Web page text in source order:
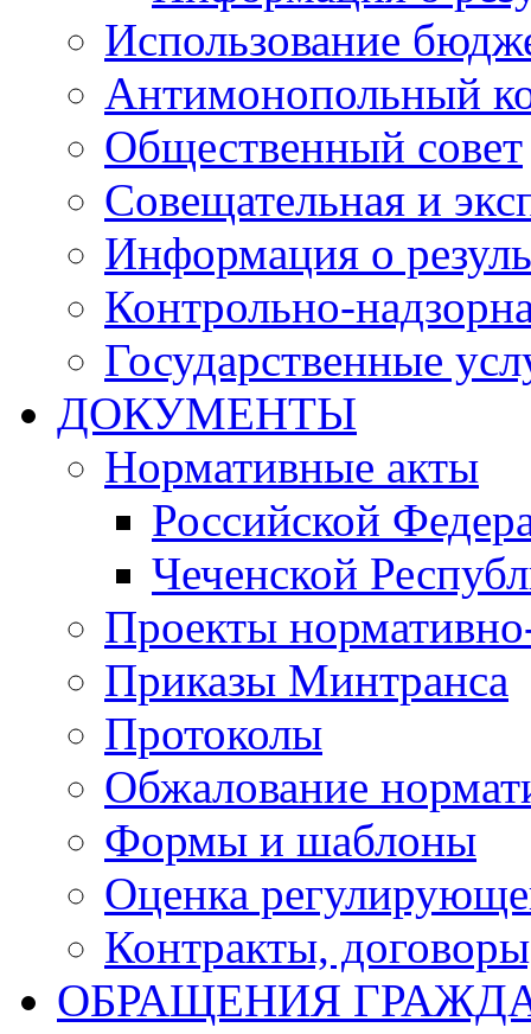
Использование
Антимонопольный
Общественный совет
Совещательная и
Информация о
Контрольно-
Государственные
ДОКУМЕНТЫ
Нормативные акты
Российской
Чеченской
Проекты
Приказы Минтранса
Протоколы
Обжалование
Формы и шаблоны
Оценка
Контракты,
ОБРАЩЕНИЯ